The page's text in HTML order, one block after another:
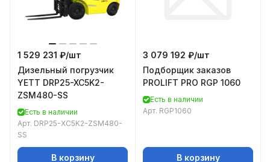
1 529 231 ₽/шт
Дизельный погрузчик
YETT DRP25-XC5K2-
ZSM480-SS
Есть в наличии
Арт. DRP25-XC5K2-ZSM480-
SS
В корзину
3 079 192 ₽/шт
Подборщик заказов
PROLIFT PRO RGP 1060
Есть в наличии
Арт. RGP1060
В корзину